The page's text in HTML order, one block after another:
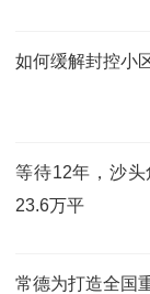
如何缓解封控小
等待12年，沙
23.6万平
常德为打造全国